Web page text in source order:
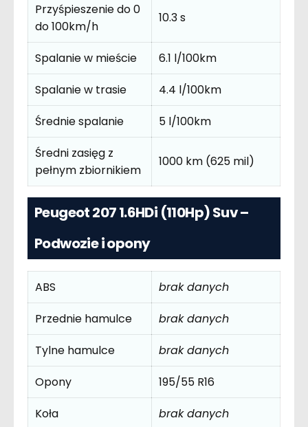
Przyśpieszenie do 0
do 100km/h
10.3 s
Spalanie w mieście
6.1 l/100km
Spalanie w trasie
4.4 l/100km
Średnie spalanie
5 l/100km
Średni zasięg z
pełnym zbiornikiem
1000 km (625 mil)
Peugeot 207 1.6HDi (110Hp) Suv –
Podwozie i opony
ABS
brak danych
Przednie hamulce
brak danych
Tylne hamulce
brak danych
Opony
195/55 R16
Koła
brak danych